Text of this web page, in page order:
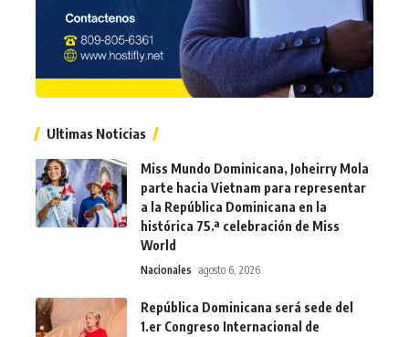
Ultimas Noticias
Miss Mundo Dominicana, Joheirry Mola
parte hacia Vietnam para representar
a la República Dominicana en la
histórica 75.ª celebración de Miss
World
Nacionales agosto 6, 2026
República Dominicana será sede del
1.er Congreso Internacional de